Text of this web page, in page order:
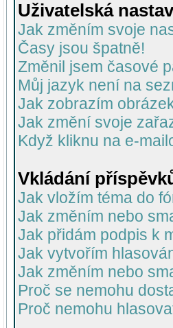
Uživatelská
Jak změním svoje
Časy jsou špatně!
Změnil jsem časové
Můj jazyk není na
Jak zobrazím
Jak změní svoje
Když kliknu na e-
Vkládání
Jak vložím téma do
Jak změním nebo
Jak přidám podpis k
Jak vytvořím
Jak změním nebo
Proč se nemohu
Proč nemohu